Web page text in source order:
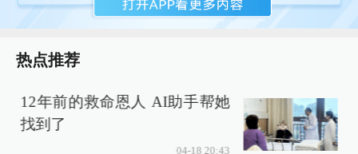
热点推荐
12年前的救命恩人 AI助手帮她
找到了
04-18 20:43